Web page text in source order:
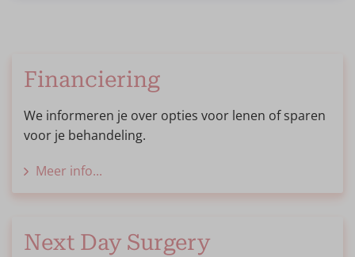
Financiering
We informeren je over opties voor lenen of sparen
voor je behandeling.
Meer info...
Next Day Surgery